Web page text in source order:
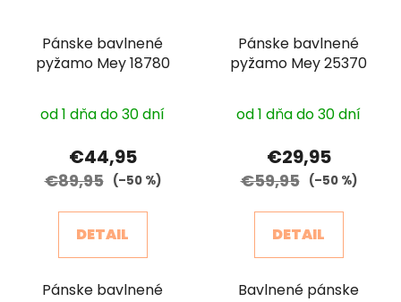
Pánske bavlnené
pyžamo Mey 18780
od 1 dňa do 30 dní
€44,95
€89,95 (–50 %)
DETAIL
Pánske bavlnené
Pánske bavlnené
pyžamo Mey 25370
od 1 dňa do 30 dní
€29,95
€59,95 (–50 %)
DETAIL
Bavlnené pánske